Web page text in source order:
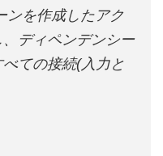
ンを作成したアク
ディペンデンシー
ての接続(入力と